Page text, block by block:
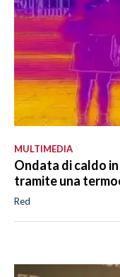
MULTIMEDIA
Ondata di caldo
tramite una
Red